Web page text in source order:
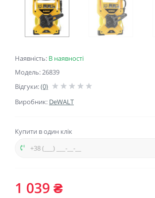
Наявність: В наявності
Модель: 26839
Відгуки:(0)
Виробник: DeWALT
Купити в один клік
1 039 ₴